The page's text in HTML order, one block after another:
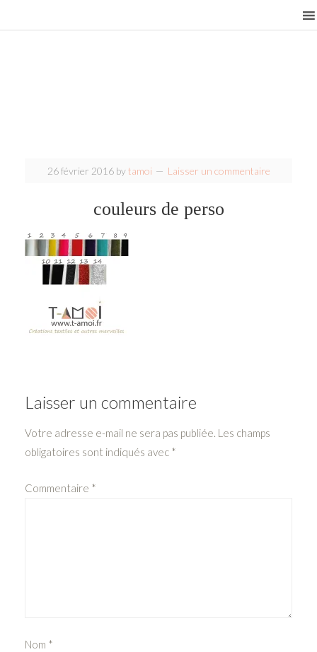
26 février 2016bytamoi Laisser un commentaire
couleurs de perso
Laisser un commentaire
Votre adresse e-mail ne sera pas publiée. Les champs
obligatoires sont indiqués avec *
Commentaire *
Nom *